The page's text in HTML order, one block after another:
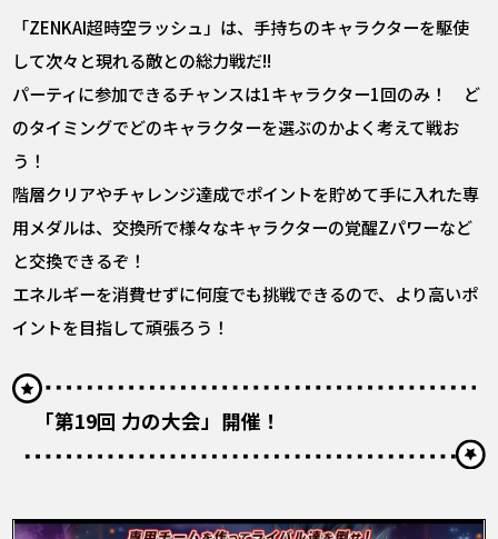
「ZENKAI超時空ラッシュ」は、手持ちのキャラクターを駆使
して次々と現れる敵との総力戦だ!!
パーティに参加できるチャンスは1キャラクター1回のみ！ ど
のタイミングでどのキャラクターを選ぶのかよく考えて戦お
う！
階層クリアやチャレンジ達成でポイントを貯めて手に入れた専
用メダルは、交換所で様々なキャラクターの覚醒Zパワーなど
と交換できるぞ！
エネルギーを消費せずに何度でも挑戦できるので、より高いポ
イントを目指して頑張ろう！
「第19回 力の大会」開催！